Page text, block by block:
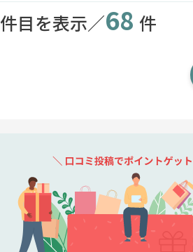
件目を表示／68 件